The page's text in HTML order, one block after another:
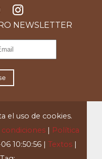
NEWSLETTER
el uso de cookies.
| Política
10:50:56 | Textos|